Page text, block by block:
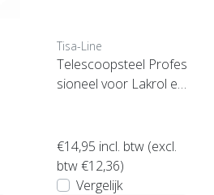
Tisa-Line
Telescoopsteel Profes
sioneel voor Lakrol et
€14,95 incl. btw (excl.
btw €12,36)
Vergelijk